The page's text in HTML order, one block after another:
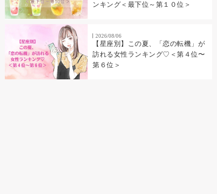
ンキング＜最下位～第１０位＞
2026/08/06
【星座別】この夏、「恋の転機」が
訪れる女性ランキング♡＜第４位〜
第６位＞